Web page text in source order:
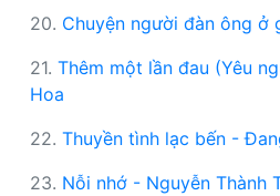
20. Chuyện người đàn ông ở
21. Thêm một lần đau (Yêu
Hoa
22. Thuyền tình lạc bến -
23. Nỗi nhớ - Nguyễn Thành